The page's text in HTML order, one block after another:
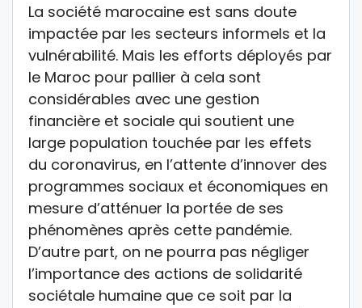
La société marocaine est sans doute
impactée par les secteurs informels et la
vulnérabilité. Mais les efforts déployés par
le Maroc pour pallier à cela sont
considérables avec une gestion
financière et sociale qui soutient une
large population touchée par les effets
du coronavirus, en l’attente d’innover des
programmes sociaux et économiques en
mesure d’atténuer la portée de ses
phénomènes après cette pandémie.
D’autre part, on ne pourra pas négliger
l’importance des actions de solidarité
sociétale humaine que ce soit par la